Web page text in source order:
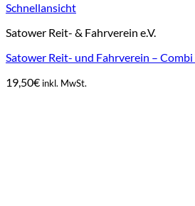
Schnellansicht
Satower Reit- & Fahrverein e.V.
Satower Reit- und Fahrverein –
19,50€ inkl. MwSt.